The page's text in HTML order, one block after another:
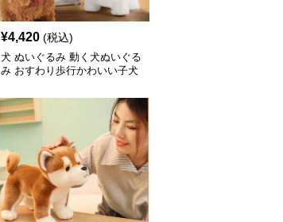
¥4,420 (税込)
犬 ぬいぐるみ 動く犬ぬいぐる
み おすわり歩行かわいい子犬